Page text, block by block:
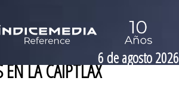
6 de agosto 2026
LA CAIPTLAX